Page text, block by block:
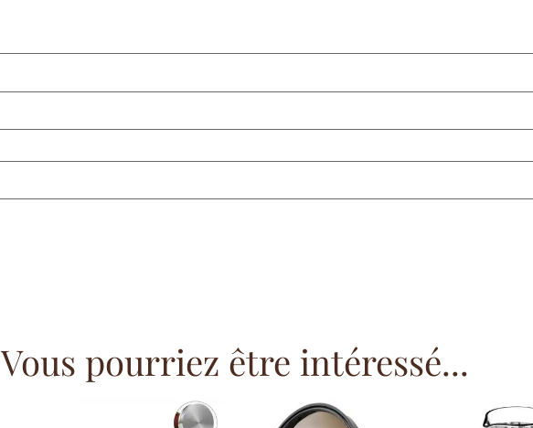
Vous pourriez être intéressé...